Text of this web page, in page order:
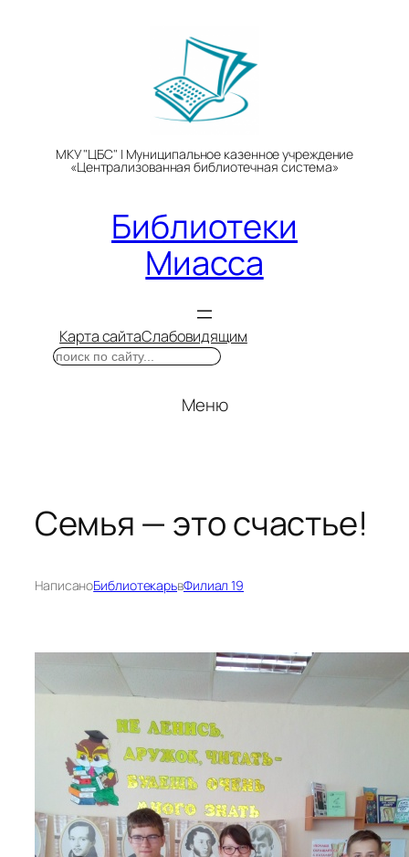
МКУ "ЦБС" | Муниципальное казенное учреждение
«Централизованная библиотечная система»
Библиотеки
Миасса
Карта сайтаСлабовидящим
Поиск
Меню
Семья — это счастье!
НаписаноБиблиотекарьвФилиал 19